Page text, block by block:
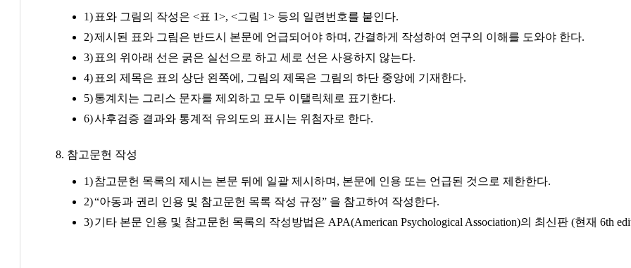
표와 그림의 작성은 <표 1>, <그림 1> 등의 일련번호를 붙인다.
제시된 표와 그림은 반드시 본문에 언급되어야 하며, 간결하게 작성하여 연구의 이해를 도와야 한다.
표의 위아래 선은 굵은 실선으로 하고 세로 선은 사용하지 않는다.
표의 제목은 표의 상단 왼쪽에, 그림의 제목은 그림의 하단 중앙에 기재한다.
통계치는 그리스 문자를 제외하고 모두 이탤릭체로 표기한다.
사후검증 결과와 통계적 유의도의 표시는 위첨자로 한다.
8. 참고문헌 작성
참고문헌 목록의 제시는 본문 뒤에 일괄 제시하며, 본문에 인용 또는 언급된 것으로 제한한다.
“아동과 권리 인용 및 참고문헌 목록 작성 규정” 을 참고하여 작성한다.
기타 본문 인용 및 참고문헌 목록의 작성방법은 APA(American Psychological Association)의 최신판 (현재 6th